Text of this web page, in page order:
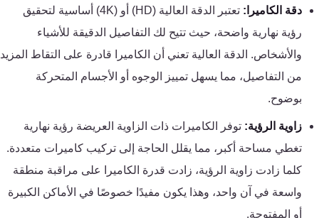
دقة الكاميرا:
تعتبر الدقة العالية (HD) أو (4K) أساسية لتحقيق
رؤية نهارية واضحة، حيث تتيح لك التفاصيل الدقيقة للأشياء
والأشخاص. الدقة العالية تعني أن الكاميرا قادرة على التقاط المزيد
من التفاصيل، مما يسهل تمييز الوجوه أو الأجسام المتحركة
بوضوح.
زاوية الرؤية:توفر الكاميرات ذات الزاوية العريضة رؤية نهارية
تغطي مساحة أكبر، مما يقلل الحاجة إلى تركيب كاميرات متعددة.
كلما زادت زاوية الرؤية، زادت قدرة الكاميرا على مراقبة منطقة
واسعة في آن واحد، وهذا يكون مفيدًا خصوصًا في الأماكن الكبيرة
أو المفتوحة.
المحمول
والانترنت
إنذار
السرقة
أنظمة
إنذار